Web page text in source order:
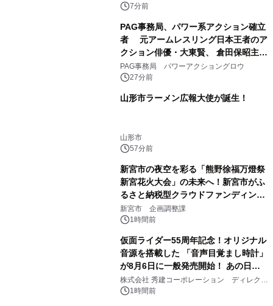
7分前
PAG事務局、パワー系アクション確立
者 元アームレスリング日本王者のア
クション俳優・大東賢、 倉田保昭主演
映画『夢物語』で倉田保昭、 サモ・ハ
ン・キンポーと共演 国際舞台へ活躍
PAG事務局 パワーアクショングロウ
27分前
山形市ラーメン広報大使が誕生！
山形市
57分前
新宮市の夜空を彩る「熊野徐福万燈祭
新宮花火大会」の未来へ！新宮市がふ
るさと納税型クラウドファンディング
を開始
新宮市 企画調整課
1時間前
仮面ライダー55周年記念！オリジナル
音源を搭載した 「音声目覚まし時計」
が8月6日に一般発売開始！ あの日の
大興奮が今甦る
株式会社 秀建コーポレーション ディレクト
アートギャラリー
1時間前